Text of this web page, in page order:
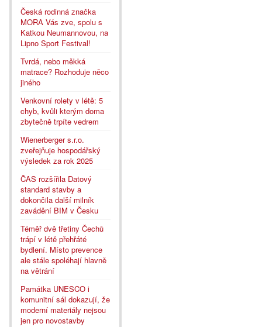
Česká rodinná značka
MORA Vás zve, spolu s
Katkou Neumannovou, na
Lipno Sport Festival!
Tvrdá, nebo měkká
matrace? Rozhoduje něco
jiného
Venkovní rolety v létě: 5
chyb, kvůli kterým doma
zbytečně trpíte vedrem
Wienerberger s.r.o.
zveřejňuje hospodářský
výsledek za rok 2025
ČAS rozšířila Datový
standard stavby a
dokončila další milník
zavádění BIM v Česku
Téměř dvě třetiny Čechů
trápí v létě přehřáté
bydlení. Místo prevence
ale stále spoléhají hlavně
na větrání
Památka UNESCO i
komunitní sál dokazují, že
moderní materiály nejsou
jen pro novostavby